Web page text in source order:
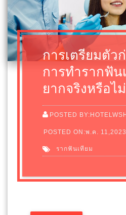
การเตรียมตัว
การทำรากฟัน
ยากจริงหรือไม่
POSTED
POSTED ON:พ.ค. 11,2023
รากฟันเทียม